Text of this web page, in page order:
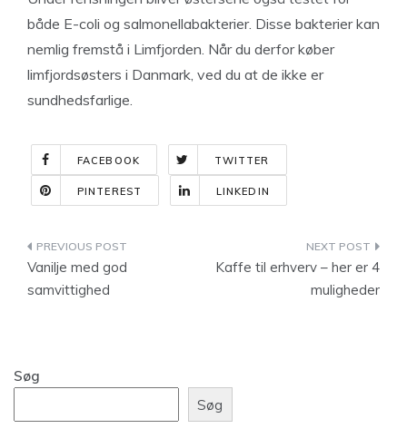
både E-coli og salmonellabakterier. Disse bakterier kan
nemlig fremstå i Limfjorden. Når du derfor køber
limfjordsøsters i Danmark, ved du at de ikke er
sundhedsfarlige.
FACEBOOK TWITTER
PINTEREST LINKEDIN
Indlægsnavigation
Vanilje med god
samvittighed
Kaffe til erhverv – her er 4
muligheder
Søg
Søg